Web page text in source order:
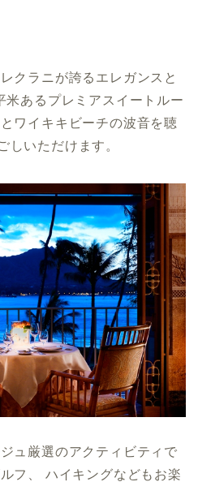
クラニが誇るエレガンスと
米ある プレミアスイートルー
ワイキキビーチの波音を聴
しいただけます。
ュ厳選のアクティビティで
フ、 ハイキングなどもお楽